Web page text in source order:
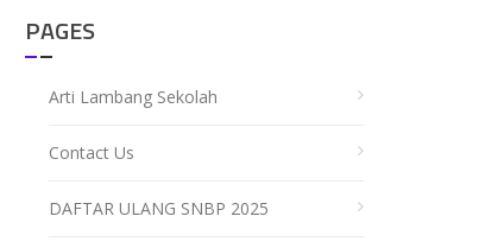
PAGES
Arti Lambang Sekolah
Contact Us
DAFTAR ULANG SNBP 2025